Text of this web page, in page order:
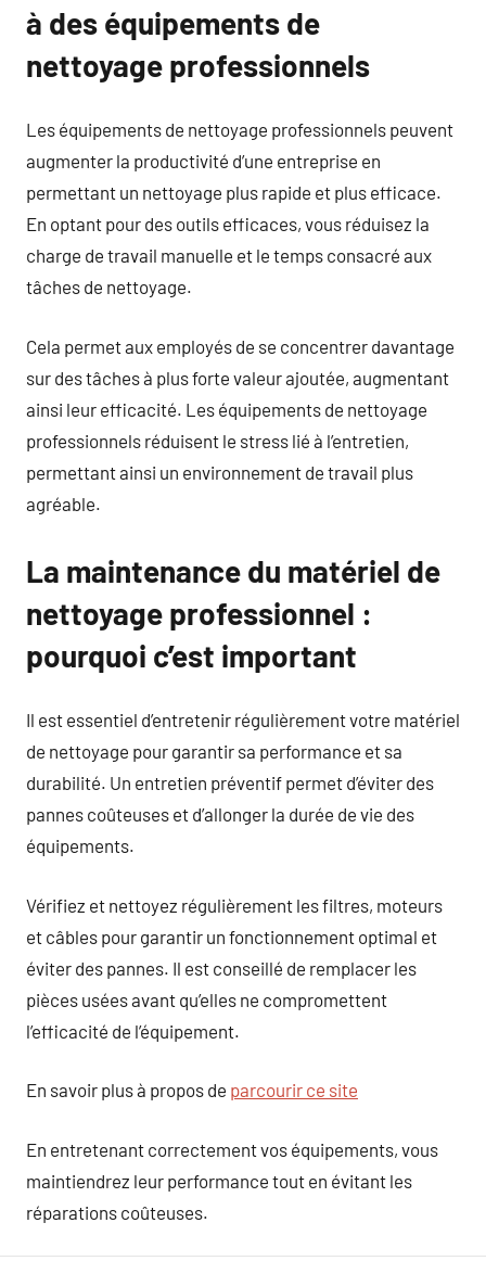
à des équipements de
nettoyage professionnels
Les équipements de nettoyage professionnels peuvent
augmenter la productivité d’une entreprise en
permettant un nettoyage plus rapide et plus efficace.
En optant pour des outils efficaces, vous réduisez la
charge de travail manuelle et le temps consacré aux
tâches de nettoyage.
Cela permet aux employés de se concentrer davantage
sur des tâches à plus forte valeur ajoutée, augmentant
ainsi leur efficacité. Les équipements de nettoyage
professionnels réduisent le stress lié à l’entretien,
permettant ainsi un environnement de travail plus
agréable.
La maintenance du matériel de
nettoyage professionnel :
pourquoi c’est important
Il est essentiel d’entretenir régulièrement votre matériel
de nettoyage pour garantir sa performance et sa
durabilité. Un entretien préventif permet d’éviter des
pannes coûteuses et d’allonger la durée de vie des
équipements.
Vérifiez et nettoyez régulièrement les filtres, moteurs
et câbles pour garantir un fonctionnement optimal et
éviter des pannes. Il est conseillé de remplacer les
pièces usées avant qu’elles ne compromettent
l’efficacité de l’équipement.
En savoir plus à propos de parcourir ce site
En entretenant correctement vos équipements, vous
maintiendrez leur performance tout en évitant les
réparations coûteuses.